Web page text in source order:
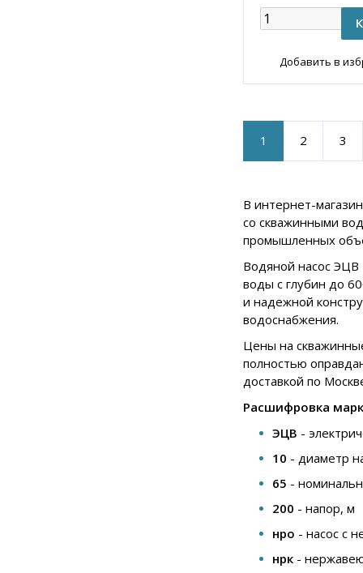
Добавить в
1 2 3
В интернет-
со скважинными
промышленных
Водяной насос ЭЦВ
воды с глубин до
и надежной
водоснабжения.
Цены на
полностью
доставкой по
Расшифровка
ЭЦВ -
10 - диаметр
65 -
200 - напор, м
нро - насос с
нрк -